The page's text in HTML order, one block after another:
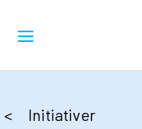
Initiativer